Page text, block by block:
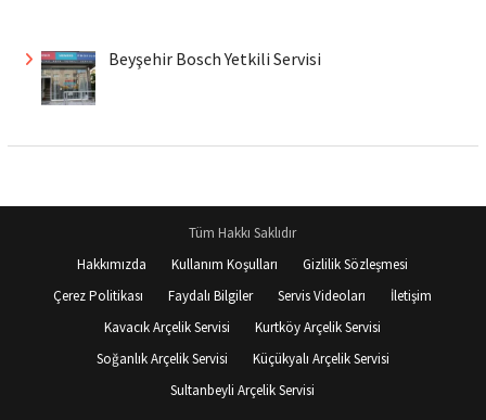
Beyşehir Bosch Yetkili Servisi
Tüm Hakkı Saklıdır
Hakkımızda
Kullanım Koşulları
Gizlilik Sözleşmesi
Çerez Politikası
Faydalı Bilgiler Servis Videoları
İletişim
Kavacık Arçelik Servisi
Kurtköy Arçelik Servisi
Soğanlık Arçelik Servisi
Küçükyalı Arçelik Servisi
Sultanbeyli Arçelik Servisi